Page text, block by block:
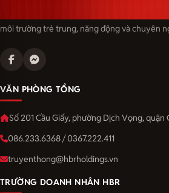
môi trường trẻ trung, năng động và chuyên
VĂN PHÒNG TỔNG
Số 201 Cầu Giấy, phường Dịch Vọng, quận
086.233.6368 / 0367.222.411
truyenthong@hbrholdings.vn
TRƯỜNG DOANH NHÂN HBR